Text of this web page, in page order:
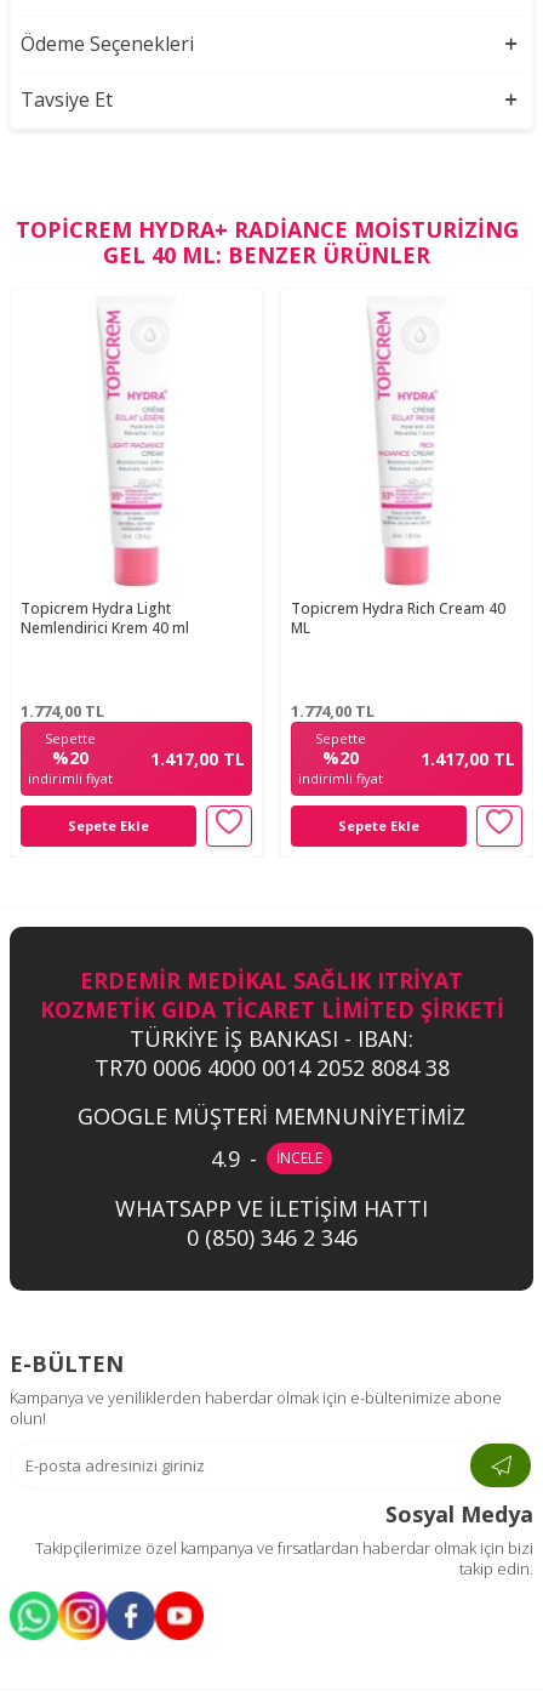
Ödeme Seçenekleri
Tavsiye Et
TOPICREM HYDRA+ RADIANCE MOISTURIZING
GEL 40 ML: BENZER ÜRÜNLER
Topicrem Hydra Light
Nemlendirici Krem 40 ml
1.774,00 TL
Sepette
%20
indirimli fiyat
1.417,00 TL
Sepete Ekle
Topicrem Hydra Rich Cream 40
ML
1.774,00 TL
Sepette
%20
indirimli fiyat
1.417,00 TL
Sepete Ekle
ERDEMİR MEDİKAL SAĞLIK ITRİYAT
KOZMETİK GIDA TİCARET LİMİTED ŞİRKETİ
TÜRKİYE İŞ BANKASI - IBAN:
TR70 0006 4000 0014 2052 8084 38
GOOGLE MÜŞTERİ MEMNUNİYETİMİZ
4.9 - İNCELE
WHATSAPP VE İLETİŞİM HATTI
0 (850) 346 2 346
E-BÜLTEN
Kampanya ve yeniliklerden haberdar olmak için e-bültenimize abone
olun!
Sosyal Medya
Takipçilerimize özel kampanya ve fırsatlardan haberdar olmak için bizi
takip edin.